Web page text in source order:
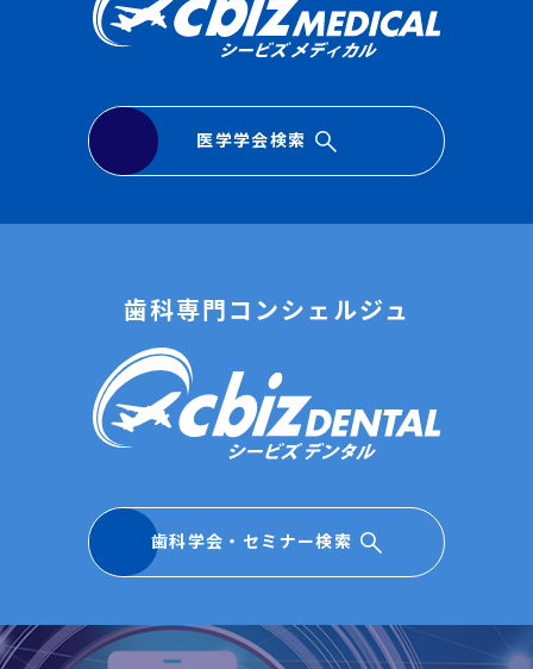
医学学会検索
歯科専門コンシェルジュ
歯科学会・セミナー検索